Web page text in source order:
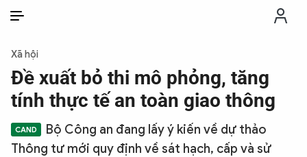
THỜI SỰ
CHỐNG DIỄN BIẾN HÒA BÌNH
CÔNG AN TRONG LÒNG DÂN
Xã hội
Đề xuất bỏ thi mô phỏng, tăng
tính thực tế an toàn giao thông
Bộ Công an đang lấy ý kiến về dự thảo
Thông tư mới quy định về sát hạch, cấp và sử